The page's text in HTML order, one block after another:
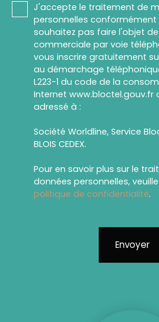
J'accepte le traitement de
personnelles conformément
souhaitez pas faire l'objet
commerciale par voie
vous inscrire gratuitement
au démarchage
L223-1 du code de la
Internet www.bloctel.gouv.fr
adressé à :
Société Worldline, Service
BLOIS CEDEX.
Pour en savoir plus sur le
données personnelles,
politique de confidentialité.
Envoyer